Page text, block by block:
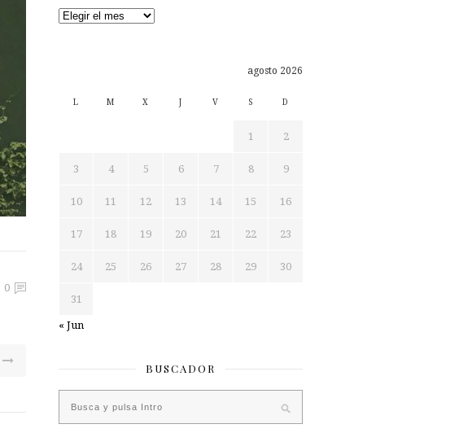
0
Archivos
agosto 2026
L M X J V S D
1 2
3 4 5 6 7 8 9
10 11 12 13 14 15 16
17 18 19 20 21 22 23
24 25 26 27 28 29 30
31
« Jun
BUSCADOR